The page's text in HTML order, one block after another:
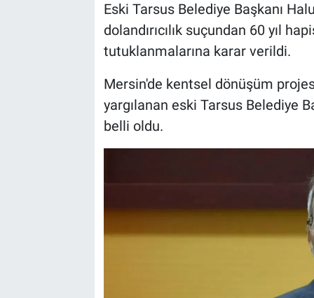
Eski Tarsus Belediye Başkanı
dolandırıcılık suçundan 60 yıl
tutuklanmalarına karar verildi.
Mersin'de kentsel dönüşüm
yargılanan eski Tarsus Belediye
belli oldu.